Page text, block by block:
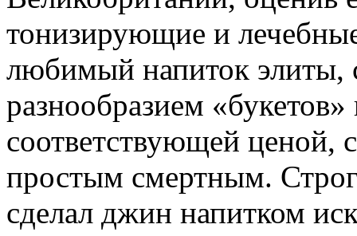
тонизирующие и
любимый напиток элиты,
разнообразием
соответствующей ценой,
простым смертным.
сделал джин напитком